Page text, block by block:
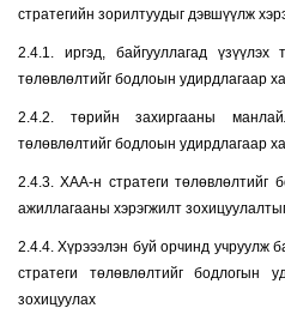
стратегийн зорилтуудыг дэвшүүлж
2.4.1. иргэд, байгууллагад үзүүлэх
төлөвлөлтийг бодлоын удирдлагаар
2.4.2. төрийн захиргааны
төлөвлөлтийг бодлоын удирдлагаар
2.4.3. ХАА-н стратеги төлөвлөлтийг
ажиллагааны хэрэгжилт
2.4.4. Хүрэээлэн буй орчинд учруулж
стратеги төлөвлөлтийг бодлогын
зохицуулах